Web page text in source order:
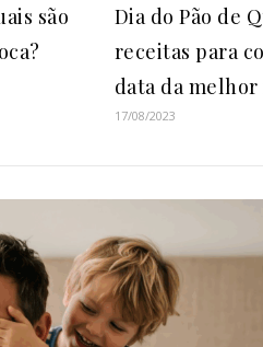
são
Dia do Pão de
receitas para
data da
17/08/2023